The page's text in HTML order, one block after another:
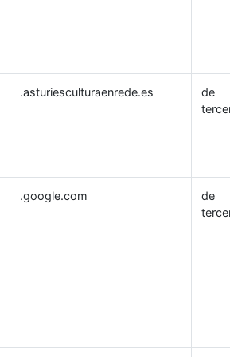
.asturiesculturaenrede.es
de
.google.com
de